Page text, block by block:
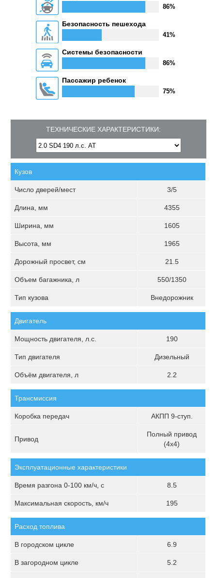
86%
Безопасность пешехода
41%
Системы безопасности
86%
Пассажир ребенок
75%
ТЕХНИЧЕСКИЕ ХАРАКТЕРИСТИКИ:
Кузов
Число дверей/мест 3/5
Длина, мм 4355
Ширина, мм 1605
Высота, мм 1965
Дорожный просвет, см 21.5
Объем багажника, л 550/1350
Тип кузова Внедорожник
Двигатель
Мощность двигателя, л.с. 190
Тип двигателя Дизельный
Объём двигателя, л 2.2
Трансмиссия
Коробка передач АКПП 9-ступ.
Привод
Полный привод
(4х4)
Эксплуатационные характеристики
Время разгона 0-100 км/ч, с 8.5
Максимальная скорость, км/ч 195
Расход топлива
В городском цикле 6.9
В загородном цикле 5.2